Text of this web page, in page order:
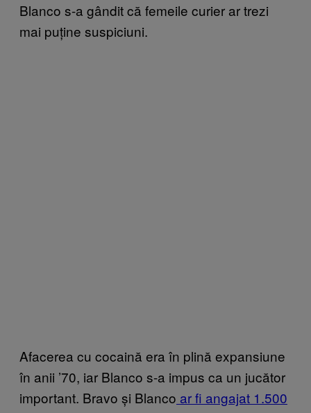
Blanco s-a gândit că femeile curier ar trezi
mai puține suspiciuni.
Afacerea cu cocaină era în plină expansiune
în anii ’70, iar Blanco s-a impus ca un jucător
important. Bravo și Blanco ar fi angajat 1.500